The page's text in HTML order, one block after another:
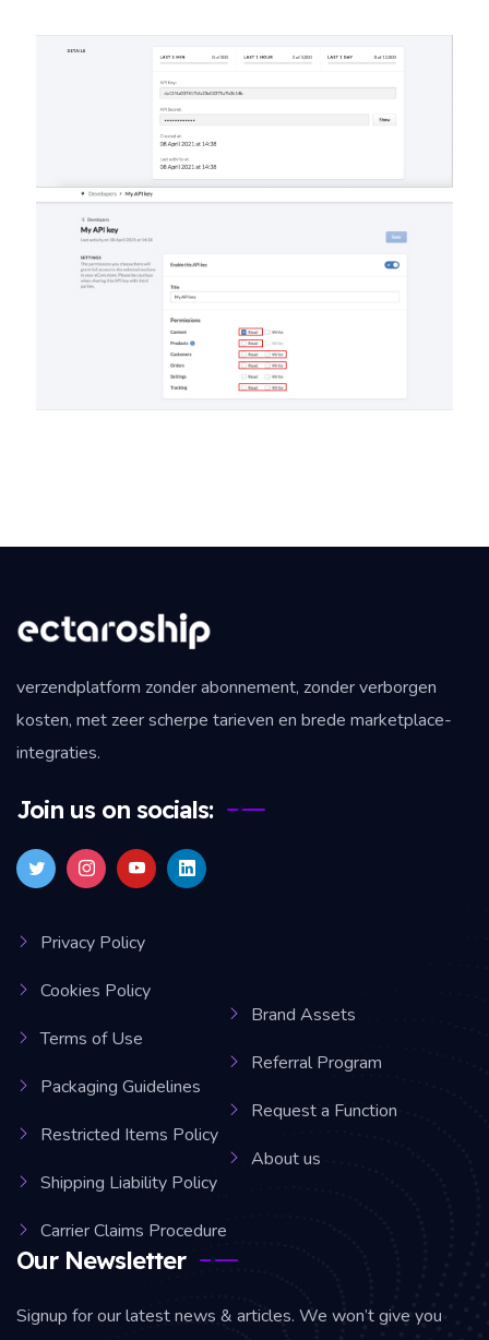
verzendplatform zonder abonnement, zonder verborgen
kosten, met zeer scherpe tarieven en brede marketplace-
integraties.
Join us on socials:
Privacy Policy
Cookies Policy
Terms of Use
Packaging Guidelines
Restricted Items Policy
Shipping Liability Policy
Carrier Claims Procedure
Brand Assets
Referral Program
Request a Function
About us
Our Newsletter
Signup for our latest news & articles. We won’t give you